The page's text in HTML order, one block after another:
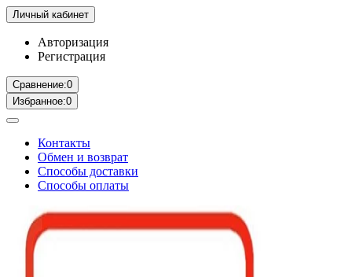
Личный кабинет
Авторизация
Регистрация
Сравнение:0
Избранное:0
Контакты
Обмен и возврат
Способы доставки
Способы оплаты